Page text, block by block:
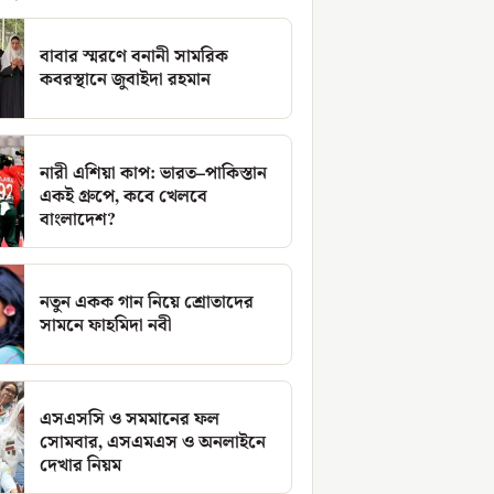
বাবার স্মরণে বনানী সামরিক
কবরস্থানে জুবাইদা রহমান
নারী এশিয়া কাপ: ভারত–পাকিস্তান
একই গ্রুপে, কবে খেলবে
বাংলাদেশ?
নতুন একক গান নিয়ে শ্রোতাদের
সামনে ফাহমিদা নবী
এসএসসি ও সমমানের ফল
সোমবার, এসএমএস ও অনলাইনে
দেখার নিয়ম